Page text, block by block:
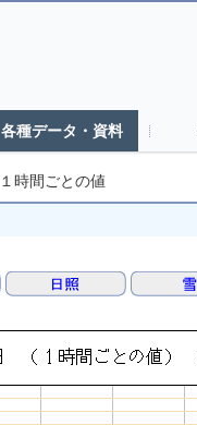
各種データ・資料
１時間ごとの値